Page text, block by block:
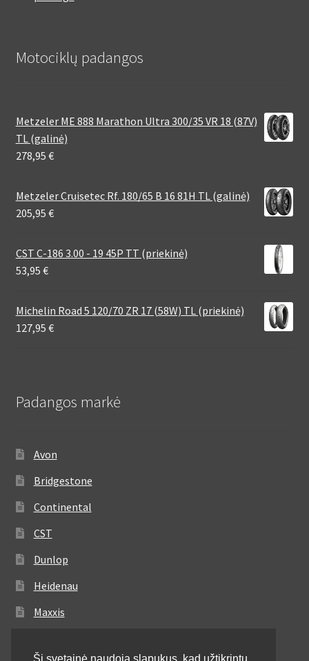
Motociklų padangos
Metzeler ME 888 Marathon Ultra 300/35 VR 18 (87V)
TL (galinė)
278,95 €
Metzeler Cruisetec Rf. 180/65 B 16 81H TL (galinė)
205,95 €
CST C-186 3.00 - 19 45P TT (priekinė)
53,95 €
Michelin Road 5 120/70 ZR 17 (58W) TL (priekinė)
127,95 €
Padangos markė
Avon
Bridgestone
Continental
CST
Dunlop
Heidenau
Maxxis
Ši svetainė naudoja slapukus, kad užtikrintų